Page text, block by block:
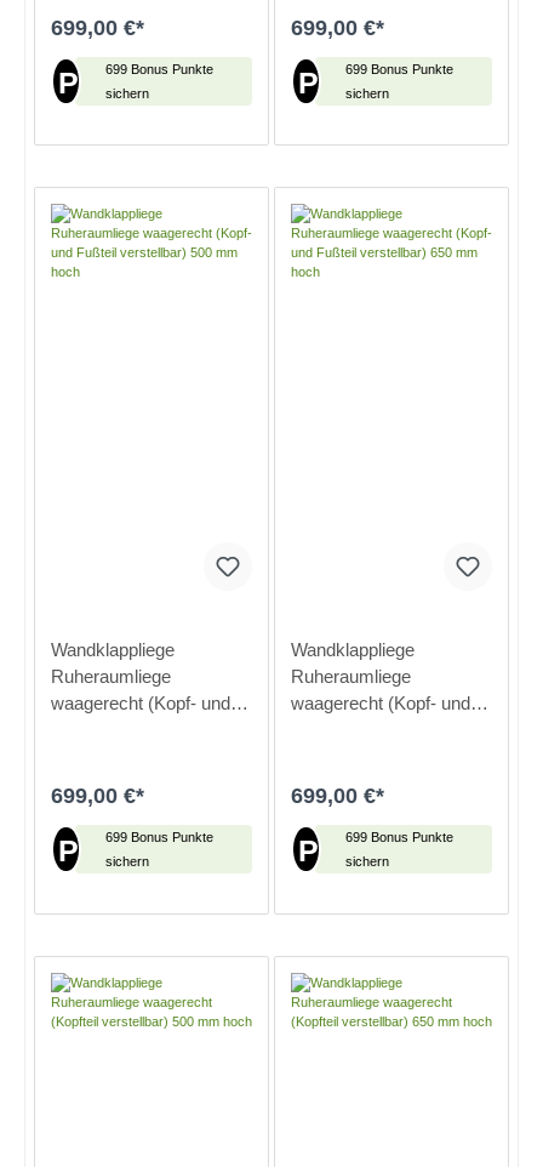
699,00 €*
P
699 Bonus Punkte
sichern
In den Warenkorb
699,00 €*
P
699 Bonus Punkte
sichern
In den Warenkorb
Wandklappliege
Ruheraumliege
waagerecht (Kopf- und
699,00 €*
P
699 Bonus Punkte
sichern
In den Warenkorb
Wandklappliege
Ruheraumliege
waagerecht (Kopf- und
699,00 €*
P
699 Bonus Punkte
sichern
In den Warenkorb